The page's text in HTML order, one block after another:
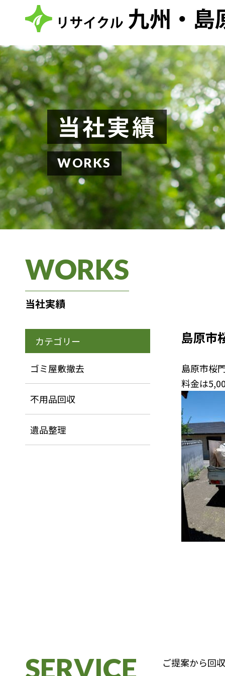
当社実績
WORKS
WORKS
当社実績
島原市
島原市桜
料金は
カテゴリー
ゴミ屋敷撤去
不用品回収
遺品整理
SERVICE ご提案から回